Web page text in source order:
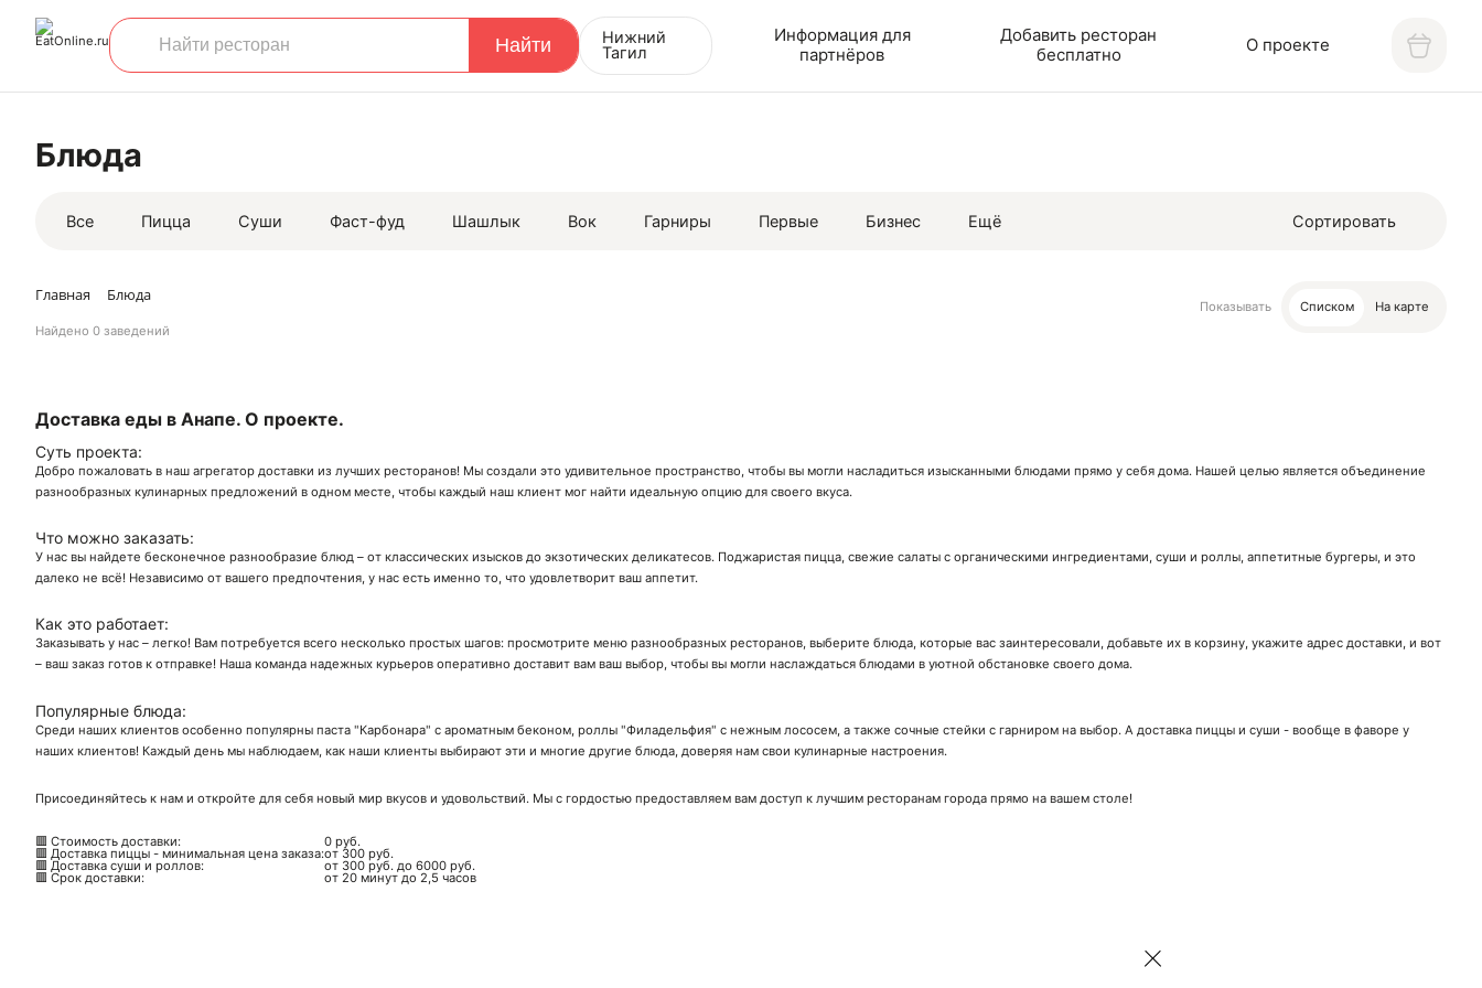
Нижний
Тагил
Информация для
партнёров
Добавить ресторан
бесплатно
О проекте
Блюда
Все Пицца Суши Фаст-фуд Шашлык Вок Гарниры Первые Бизнес Ещё Сортировать
Главная Блюда
Найдено 0 заведений
Показывать Списком На карте
Доставка еды в Анапе. О проекте.
Суть проекта:
Добро пожаловать в наш агрегатор доставки из лучших ресторанов! Мы создали это удивительное пространство, чтобы вы могли насладиться изысканными блюдами прямо у себя дома. Нашей целью является объединение
разнообразных кулинарных предложений в одном месте, чтобы каждый наш клиент мог найти идеальную опцию для своего вкуса.
Что можно заказать:
У нас вы найдете бесконечное разнообразие блюд – от классических изысков до экзотических деликатесов. Поджаристая пицца, свежие салаты с органическими ингредиентами, суши и роллы, аппетитные бургеры, и это
далеко не всё! Независимо от вашего предпочтения, у нас есть именно то, что удовлетворит ваш аппетит.
Как это работает:
Заказывать у нас – легко! Вам потребуется всего несколько простых шагов: просмотрите меню разнообразных ресторанов, выберите блюда, которые вас заинтересовали, добавьте их в корзину, укажите адрес доставки, и вот
– ваш заказ готов к отправке! Наша команда надежных курьеров оперативно доставит вам ваш выбор, чтобы вы могли наслаждаться блюдами в уютной обстановке своего дома.
Популярные блюда:
Среди наших клиентов особенно популярны паста "Карбонара" с ароматным беконом, роллы "Филадельфия" с нежным лососем, а также сочные стейки с гарниром на выбор. А доставка пиццы и суши - вообще в фаворе у
наших клиентов! Каждый день мы наблюдаем, как наши клиенты выбирают эти и многие другие блюда, доверяя нам свои кулинарные настроения.
Присоединяйтесь к нам и откройте для себя новый мир вкусов и удовольствий. Мы с гордостью предоставляем вам доступ к лучшим ресторанам города прямо на вашем столе!
🟥 Стоимость доставки: 0 руб.
🟥 Доставка пиццы - минимальная цена заказа:от 300 руб.
🟥 Доставка суши и роллов: от 300 руб. до 6000 руб.
🟥 Срок доставки: от 20 минут до 2,5 часов